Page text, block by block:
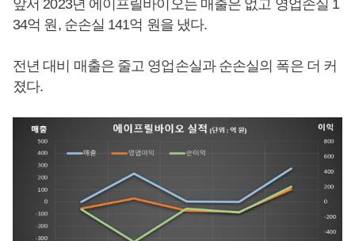
앞서 2023년 에이프릴바이오는 매출은 없고 영업손실 1
34억 원, 순손실 141억 원을 냈다.
전년 대비 매출은 줄고 영업손실과 순손실의 폭은 더 커
졌다.